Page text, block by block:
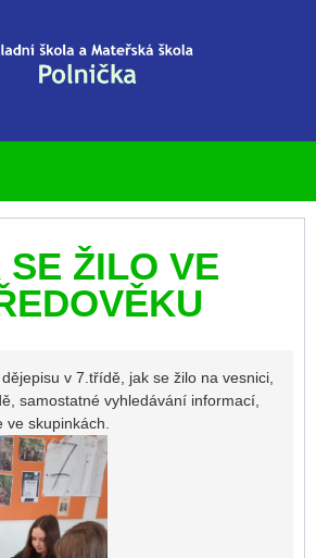
ŽILO VE
v 7.třídě, jak se žilo na vesnici,
samostatné vyhledávání informací,
skupinkách.